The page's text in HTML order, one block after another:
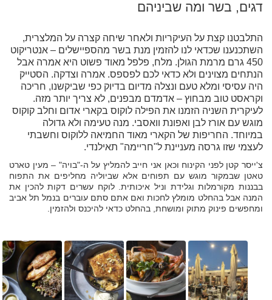
דגים, בשר ומה שביניהם
התלבטנו קצת על העיקריות ולאחר שיחה קצרה על המלצרית,
השתכנענו שכדאי לנו להזמין מנת בשר מהספיישלים – אנטריקוט
450 גרם מרמת הגולן. מלח, פלפל מאוד פשוט היא אמרה אבל
הנתחים מצוינים ולא כדאי לכם לפספס. אמרה וצדקה. הסטייק
היה עסיסי ומלא טעם ונצלה מדיום בדיוק כפי שביקשנו, חריכה
וקראסט טוב מבחוץ – אדמדם מבפנים, לא צריך יותר מזה.
לעיקרית השניה הזמנו את הפילה לוקוס בקארי אדום וחלב קוקוס
מוגש עם אורז לבן ואפונת וואסבי. מנה טעימה ולא גדולה
במיוחד. החריפות של הקארי מאוד החמיאה ללוקוס וחשבתי
לעצמי שזו גרסה מעניינת ל"חריימה" תאילנדי.
צ'ייסר קטן לפני הקינוח וכאן אני חייב להמליץ על ה-"בויה" – מעין טארט
טאטן שבמקור מוגש עם תפוחים אלא שביוליה מחליפים את התפוח
בבננות מקורמלות וגלידת וניל איכותית. לוקח עשרים דקות להכין את
המנה אבל בהחלט מומלץ לחכות ואם אתם סתם עוברים בנמל תל אביב
ומחפשים פינוק מתוק ומושחת, בהחלט כדאי להיכנס ולהזמין.